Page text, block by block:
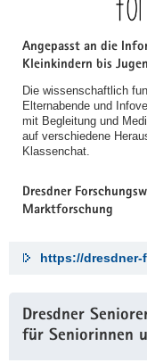
Angepasst an die
Kleinkindern bis
Die wissenschaftlich
Elternabende und
mit Begleitung und
auf verschiedene
Klassenchat.
Dresdner
Marktforschung
https://
Dresdner
für Seniorinnen